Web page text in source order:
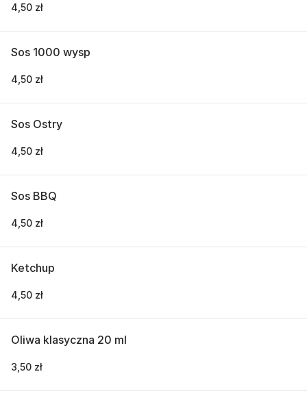
4,50 zł
Sos 1000 wysp
4,50 zł
Sos Ostry
4,50 zł
Sos BBQ
4,50 zł
Ketchup
4,50 zł
Oliwa klasyczna 20 ml
3,50 zł